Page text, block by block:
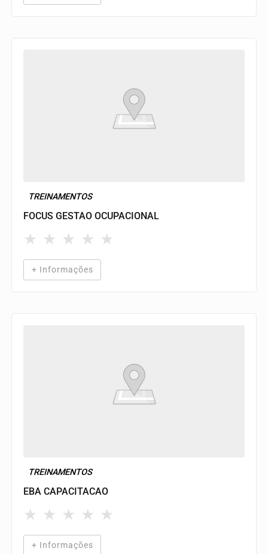
TREINAMENTOS
FOCUS GESTAO OCUPACIONAL
★ ★ ★ ★ ★
+ Informações
TREINAMENTOS
EBA CAPACITACAO
★ ★ ★ ★ ★
+ Informações